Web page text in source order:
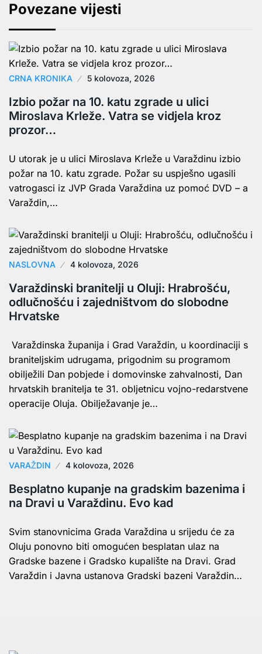
Povezane vijesti
CRNA KRONIKA 5 kolovoza, 2026
Izbio požar na 10. katu zgrade u ulici
Miroslava Krleže. Vatra se vidjela kroz
prozor…
U utorak je u ulici Miroslava Krleže u Varaždinu izbio
požar na 10. katu zgrade. Požar su uspješno ugasili
vatrogasci iz JVP Grada Varaždina uz pomoć DVD – a
Varaždin,…
NASLOVNA 4 kolovoza, 2026
Varaždinski branitelji u Oluji: Hrabrošću,
odlučnošću i zajedništvom do slobodne
Hrvatske
Varaždinska županija i Grad Varaždin, u koordinaciji s
braniteljskim udrugama, prigodnim su programom
obilježili Dan pobjede i domovinske zahvalnosti, Dan
hrvatskih branitelja te 31. obljetnicu vojno-redarstvene
operacije Oluja. Obilježavanje je…
VARAŽDIN 4 kolovoza, 2026
Besplatno kupanje na gradskim bazenima i
na Dravi u Varaždinu. Evo kad
Svim stanovnicima Grada Varaždina u srijedu će za
Oluju ponovno biti omogućen besplatan ulaz na
Gradske bazene i Gradsko kupalište na Dravi. Grad
Varaždin i Javna ustanova Gradski bazeni Varaždin…